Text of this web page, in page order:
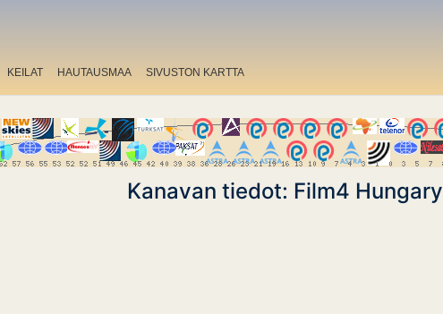
KEILAT HAUTAUSMAA SIVUSTON KARTTA
Kanavan tiedot: Film4 Hungary